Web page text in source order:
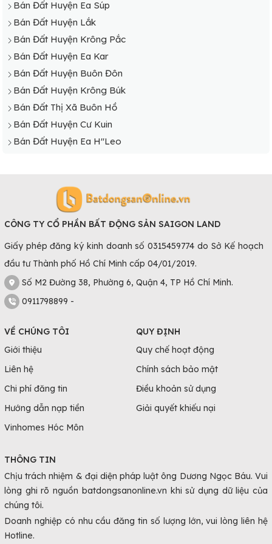
Tốc độ tăng trưởng giá đất Đắk Lắk tăng nhanh
Những khu vực tại Đắk Lắk có tiềm năng
BĐS lớn
Tuy có mức tăng trưởng chung về giá bán, nhưng ở các
thành phố Buôn Mê Thuột và thị xã Buôn Hồ.
Bất động sản Buôn Mê Thuột: Là nơi có sự phát triển nhất
thì giá đất cũng rất được quan tâm. Những nơi đắt giá
nhất phải kể đến mặt tiền đường Hai Bà Trưng, Trần Quý
Cáp với giá bán 60 – 90 triệu đồng/m2. Đất trong các ngõ
nhỏ sẽ có giá thấp hơn.
Buôn Mê Thuột nhưng vẫn cao hơn so với mặt bằng
chung. Giá bán dao động ở mức 30 – 50 triệu đồng/m2.
Nếu cần mua nhà để phục vụ cho mục đích kinh doanh,
cho thuê, hoạt động du lịch… có thể chọn những lô đất
gần các thắng cảnh nổi tiếng như: Buôn Đôn, Hồ Lắk, vườn
quốc gia Chư Yang Sin…
uy tín, đa dạng các tin đăng để quý khách hàng tham khảo.
Đến đây, quý khách sẽ nhanh chóng chọn được một lô đất
phù hợp mà không cần phải mất thời gian đến tận nơi tìm
hiểu. Hãy trải nghiệm ngay để thấy sự khác biệt.
Bán Đất Huyện Ea Súp
Bán Đất Huyện Lắk
Bán Đất Huyện Krông Pắc
Bán Đất Huyện Ea Kar
Bán Đất Huyện Buôn Đôn
Bán Đất Huyện Krông Búk
Bán Đất Thị Xã Buôn Hồ
Bán Đất Huyện Cư Kuin
Bán Đất Huyện Ea H"Leo
CÔNG TY CỔ PHẦN BẤT ĐỘNG SẢN SAIGON LAND
Giấy phép đăng ký kinh doanh số 0315459774 do Sở Kế hoạch
đầu tư Thành phố Hồ Chí Minh cấp 04/01/2019.
Số M2 Đường 38, Phường 6, Quận 4, TP Hồ Chí Minh.
0911798899 -
VỀ CHÚNG TÔI
Giới thiệu
Liên hệ
Chi phí đăng tin
Hướng dẫn nạp tiền
Vinhomes Hóc Môn
QUY ĐỊNH
Quy chế hoạt động
Chính sách bảo mật
Điều khoản sử dụng
Giải quyết khiếu nại
THÔNG TIN
Chịu trách nhiệm & đại diện pháp luật ông Dương Ngọc Báu. Vui
lòng ghi rõ nguồn batdongsanonline.vn khi sử dụng dữ liệu của
chúng tôi.
Doanh nghiệp có nhu cầu đăng tin số lượng lớn, vui lòng liên hệ
Hotline.